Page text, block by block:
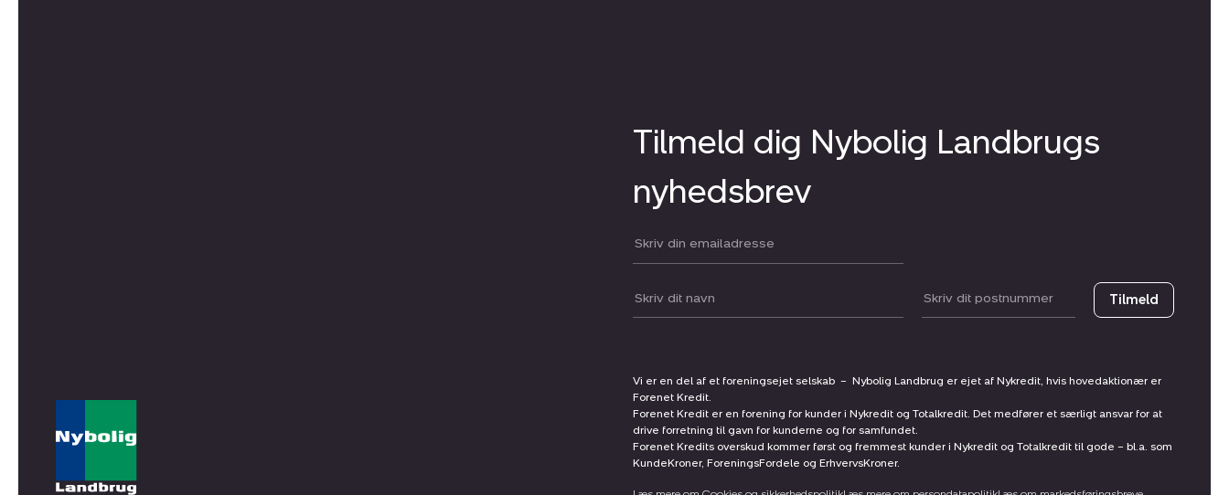
Tilmeld dig Nybolig Landbrugs
nyhedsbrev
Din email:
Dit navn: Postnummer Tilmeld
Vi er en del af et foreningsejet selskab – Nybolig Landbrug er ejet af Nykredit, hvis hovedaktionær er
Forenet Kredit.
Forenet Kredit er en forening for kunder i Nykredit og Totalkredit. Det medfører et særligt ansvar for at
drive forretning til gavn for kunderne og for samfundet.
Forenet Kredits overskud kommer først og fremmest kunder i Nykredit og Totalkredit til gode – bl.a. som
KundeKroner, ForeningsFordele og ErhvervsKroner.